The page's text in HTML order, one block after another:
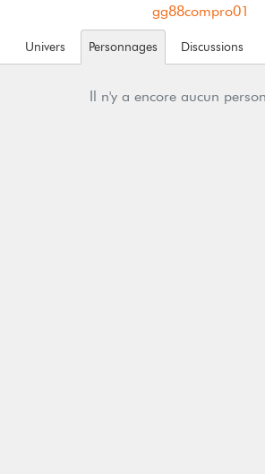
gg88compro01
Univers Personnages Discussions
Il n'y a encore aucun